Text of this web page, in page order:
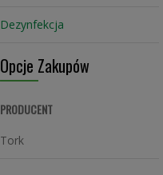
Dezynfekcja
Opcje Zakupów
PRODUCENT
Tork